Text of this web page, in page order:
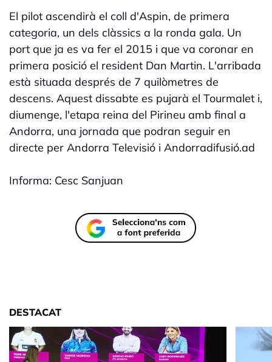
El pilot ascendirà el coll d'Aspin, de primera
categoria, un dels clàssics a la ronda gala. Un
port que ja es va fer el 2015 i que va coronar en
primera posició el resident Dan Martin. L'arribada
està situada després de 7 quilòmetres de
descens. Aquest dissabte es pujarà el Tourmalet i,
diumenge, l'etapa reina del Pirineu amb final a
Andorra, una jornada que podran seguir en
directe per Andorra Televisió i Andorradifusió.ad
Informa: Cesc Sanjuan
DESTACAT